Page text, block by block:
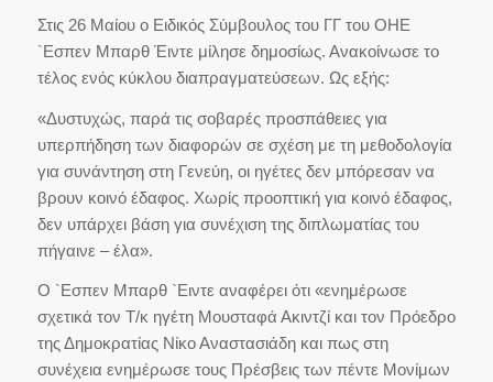
Στις 26 Μαίου ο Ειδικός Σύμβουλος του ΓΓ του ΟΗΕ
`Εσπεν Μπαρθ Έιντε μίλησε δημοσίως. Ανακοίνωσε το
τέλος ενός κύκλου διαπραγματεύσεων. Ως εξής:
«Δυστυχώς, παρά τις σοβαρές προσπάθειες για
υπερπήδηση των διαφορών σε σχέση με τη μεθοδολογία
για συνάντηση στη Γενεύη, οι ηγέτες δεν μπόρεσαν να
βρουν κοινό έδαφος. Χωρίς προοπτική για κοινό έδαφος,
δεν υπάρχει βάση για συνέχιση της διπλωματίας του
πήγαινε – έλα».
Ο `Εσπεν Μπαρθ `Ειντε αναφέρει ότι «ενημέρωσε
σχετικά τον Τ/κ ηγέτη Μουσταφά Ακιντζί και τον Πρόεδρο
της Δημοκρατίας Νίκο Αναστασιάδη και πως στη
συνέχεια ενημέρωσε τους Πρέσβεις των πέντε Μονίμων